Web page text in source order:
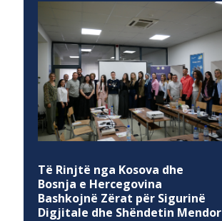
Të Rinjtë nga Kosova dhe
Bosnja e Hercegovina
Bashkojnë Zërat për Sigurinë
Digjitale dhe Shëndetin Mendor